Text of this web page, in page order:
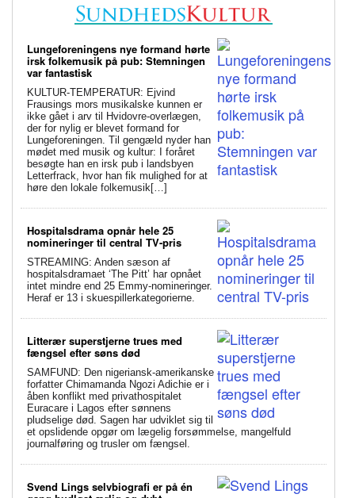
Lungeforeningens nye formand hørte
irsk folkemusik på pub: Stemningen
var fantastisk
KULTUR-TEMPERATUR: Ejvind
Frausings mors musikalske kunnen er
ikke gået i arv til Hvidovre-overlægen,
der for nylig er blevet formand for
Lungeforeningen. Til gengæld nyder han
mødet med musik og kultur: I foråret
besøgte han en irsk pub i landsbyen
Letterfrack, hvor han fik mulighed for at
høre den lokale folkemusik[…]
Hospitalsdrama opnår hele 25
nomineringer til central TV-pris
STREAMING: Anden sæson af
hospitalsdramaet ‘The Pitt’ har opnået
intet mindre end 25 Emmy-nomineringer.
Heraf er 13 i skuespillerkategorierne.
Litterær superstjerne trues med
fængsel efter søns død
SAMFUND: Den nigeriansk-amerikanske
forfatter Chimamanda Ngozi Adichie er i
åben konflikt med privathospitalet
Euracare i Lagos efter sønnens
pludselige død. Sagen har udviklet sig til
et opslidende opgør om lægelig forsømmelse, mangelfuld
journalføring og trusler om fængsel.
Svend Lings selvbiografi er på én